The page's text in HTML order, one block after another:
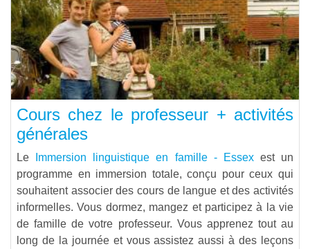
Cours chez le professeur + activités
générales
Le Immersion linguistique en famille - Essexest un
programme en immersion totale, conçu pour ceux qui
souhaitent associer des cours de langue et des activités
informelles. Vous dormez, mangez et participez à la vie
de famille de votre professeur. Vous apprenez tout au
long de la journée et vous assistez aussi à des leçons